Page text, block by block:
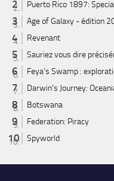
Puerto Rico 1897:
Age of Galaxy - édition
Revenant
Sauriez vous dire
Feya’s Swamp :
Darwin's Journey:
Botswana
Federation: Piracy
Spyworld